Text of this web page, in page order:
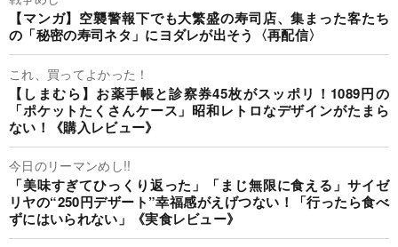
【マンガ】空襲警報下でも大繁盛の寿司店、集まった客たち
の「秘密の寿司ネタ」にヨダレが出そう〈再配信〉
これ、買ってよかった！
【しまむら】お薬手帳と診察券45枚がスッポリ！1089円の
「ポケットたくさんケース」昭和レトロなデザインがたまら
ない！《購入レビュー》
今日のリーマンめし!!
「美味すぎてひっくり返った」「まじ無限に食える」サイゼ
リヤの“250円デザート”幸福感がえげつない！「行ったら食べ
ずにはいられない」《実食レビュー》